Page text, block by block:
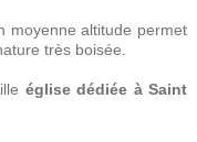
moyenne altitude permet
très boisée.
église dédiée à Saint